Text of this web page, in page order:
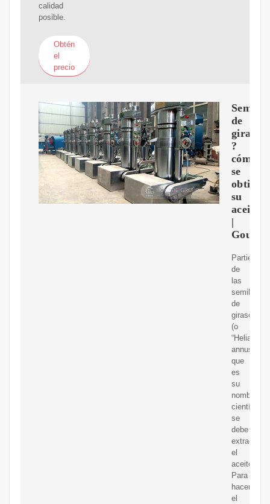
calidad
posible.
Obtén
el
precio
de
girasol:
?
cómo
se
obtiene
su
aceite?
|
Partiendo
de
las
semillas
de
girasol
(o
“Heliantus
annus”
que
es
su
nombre
científico)
se
debe
extraer
el
aceite.
Para
hacerlo,
el